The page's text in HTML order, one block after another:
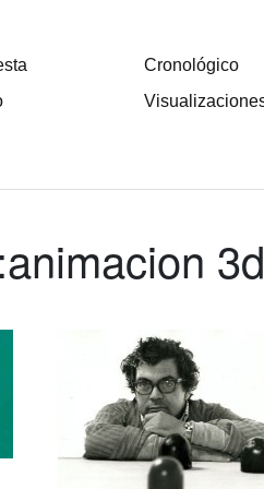
Cronológico
animacion 3d